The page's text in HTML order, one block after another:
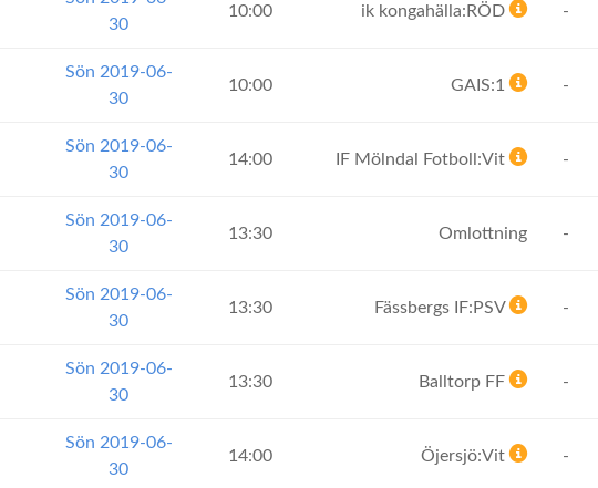
30
10:00 ik kongahälla:RÖD -
Sön 2019-06-
30
10:00 GAIS:1 -
Sön 2019-06-
30
14:00 IF Mölndal Fotboll:Vit -
Sön 2019-06-
30
13:30 Omlottning -
Sön 2019-06-
30
13:30 Fässbergs IF:PSV -
Sön 2019-06-
30
13:30 Balltorp FF -
Sön 2019-06-
30
14:00 Öjersjö:Vit -